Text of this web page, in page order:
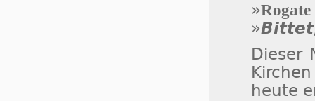
»Rogate
»Bittet
Dieser
heute